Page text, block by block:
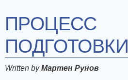
ПРОЦЕСС
ПОДГОТОВКИ
Written byМартен Рунов